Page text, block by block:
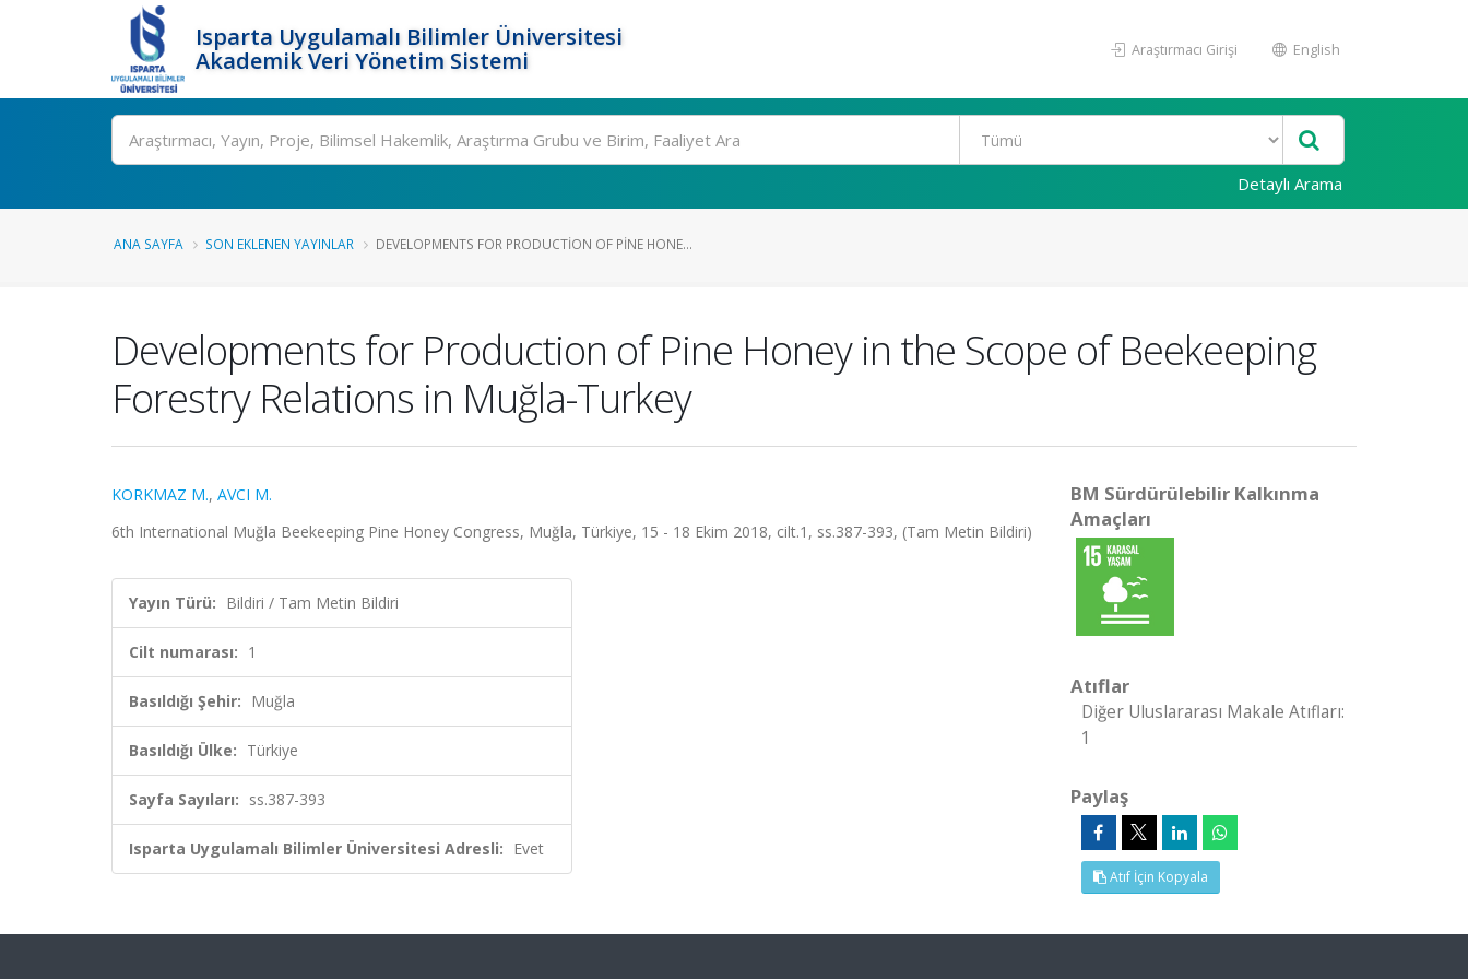
Isparta Uygulamalı Bilimler Üniversitesi
Akademik Veri Yönetim Sistemi
Araştırmacı Girişi English
Ara
Detaylı Arama
ANA SAYFA SON EKLENEN YAYINLAR DEVELOPMENTS FOR PRODUCTION OF PINE HONE...
Developments for Production of Pine Honey in the Scope of Beekeeping
Forestry Relations in Muğla-Turkey
KORKMAZ M., AVCI M.
6th International Muğla Beekeeping Pine Honey Congress, Muğla, Türkiye, 15 - 18 Ekim 2018, cilt.1, ss.387-393, (Tam Metin Bildiri)
Yayın Türü: Bildiri / Tam Metin Bildiri
Cilt numarası: 1
Basıldığı Şehir: Muğla
Basıldığı Ülke: Türkiye
Sayfa Sayıları: ss.387-393
Isparta Uygulamalı Bilimler Üniversitesi Adresli: Evet
BM Sürdürülebilir Kalkınma
Amaçları
Atıflar
Diğer Uluslararası Makale Atıfları:
1
Paylaş
Atıf İçin Kopyala